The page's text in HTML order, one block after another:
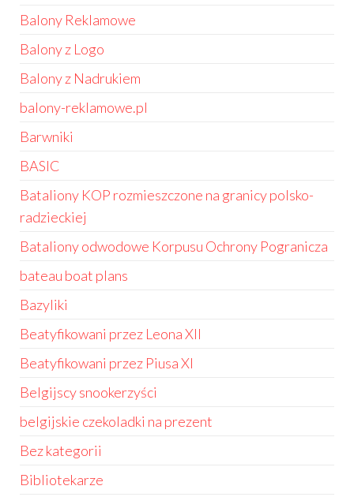
Balony Reklamowe
Balony z Logo
Balony z Nadrukiem
balony-reklamowe.pl
Barwniki
BASIC
Bataliony KOP rozmieszczone na granicy polsko-
radzieckiej
Bataliony odwodowe Korpusu Ochrony Pogranicza
bateau boat plans
Bazyliki
Beatyfikowani przez Leona XII
Beatyfikowani przez Piusa XI
Belgijscy snookerzyści
belgijskie czekoladki na prezent
Bez kategorii
Bibliotekarze